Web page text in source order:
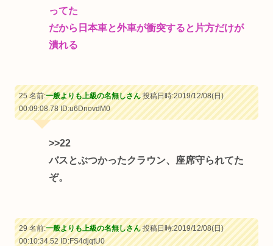
ってた
だから日本車と外車が衝突すると片方だけが
潰れる
25 名前:一般よりも上級の名無しさん投稿日時:2019/12/08(日)
00:09:08.78ID:u6DnovdM0
>>22
バスとぶつかったクラウン、座席守られてた
ぞ。
29 名前:一般よりも上級の名無しさん投稿日時:2019/12/08(日)
00:10:34.52ID:FS4djqtU0